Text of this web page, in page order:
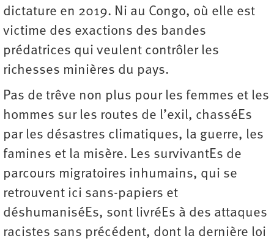
dictature en 2019. Ni au Congo, où elle est
victime des exactions des bandes
prédatrices qui veulent contrôler les
richesses minières du pays.
Pas de trêve non plus pour les femmes et les
hommes sur les routes de l’exil, chasséEs
par les désastres climatiques, la guerre, les
famines et la misère. Les survivantEs de
parcours migratoires inhumains, qui se
retrouvent ici sans-papiers et
déshumaniséEs, sont livréEs à des attaques
racistes sans précédent, dont la dernière loi